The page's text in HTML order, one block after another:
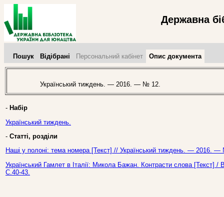
Державна
Пошук Відібрані Персональний кабінет Опис документа
Український тиждень. — 2016. — № 12.
- Набір
Український тиждень.
- Статті, розділи
Наші у полоні: тема номера [Текст] // Український тиждень. — 2016.
Український Гамлет в Італії: Микола Бажан. Контрасти слова
С.40-43.